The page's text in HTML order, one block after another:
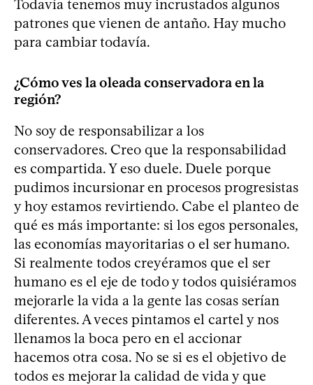
Todavía tenemos muy incrustados algunos
patrones que vienen de antaño. Hay mucho
para cambiar todavía.
¿Cómo ves la oleada conservadora en la
región?
No soy de responsabilizar a los
conservadores. Creo que la responsabilidad
es compartida. Y eso duele. Duele porque
pudimos incursionar en procesos progresistas
y hoy estamos revirtiendo. Cabe el planteo de
qué es más importante: si los egos personales,
las economías mayoritarias o el ser humano.
Si realmente todos creyéramos que el ser
humano es el eje de todo y todos quisiéramos
mejorarle la vida a la gente las cosas serían
diferentes. A veces pintamos el cartel y nos
llenamos la boca pero en el accionar
hacemos otra cosa. No se si es el objetivo de
todos es mejorar la calidad de vida y que